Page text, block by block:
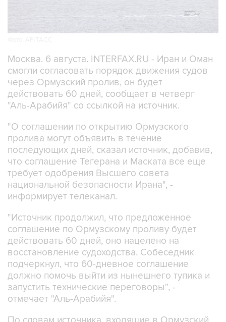
Москва. 6 августа. INTERFAX.RU - Иран и Оман
смогли согласовать порядок движения судов
через Ормузский пролив, он будет
действовать 60 дней, сообщает в четверг
"Аль-Арабийя" со ссылкой на источник.
"О соглашении по открытию Ормузского
пролива могут объявить в течение
последующих дней, сказал источник, добавив,
что соглашение Тегерана и Маската все еще
требует одобрения Высшего совета
национальной безопасности Ирана", -
информирует телеканал.
"Источник продолжил, что предложенное
соглашение по Ормузскому проливу будет
действовать 60 дней, оно нацелено на
восстановление судоходства. Собеседник
подчеркнул, что 60-дневное соглашение
должно помочь выйти из нынешнего тупика и
запустить технические переговоры", -
отмечает "Аль-Арабийя".